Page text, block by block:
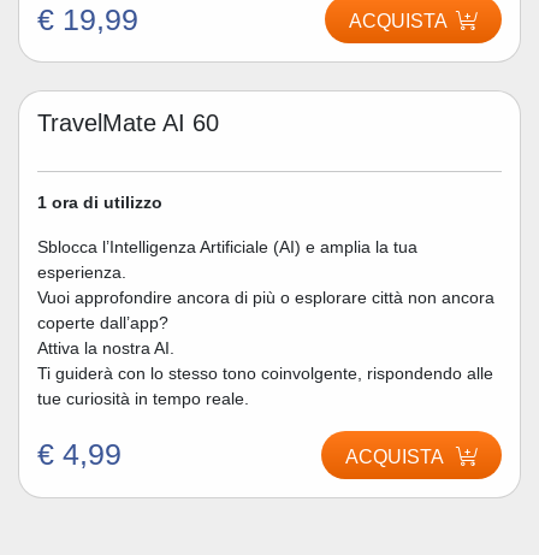
€ 19,99 ACQUISTA
TravelMate AI 60
1 ora di utilizzo
Sblocca l’Intelligenza Artificiale (AI) e amplia la tua
esperienza.
Vuoi approfondire ancora di più o esplorare città non ancora
coperte dall’app?
Attiva la nostra AI.
Ti guiderà con lo stesso tono coinvolgente, rispondendo alle
tue curiosità in tempo reale.
€ 4,99 ACQUISTA